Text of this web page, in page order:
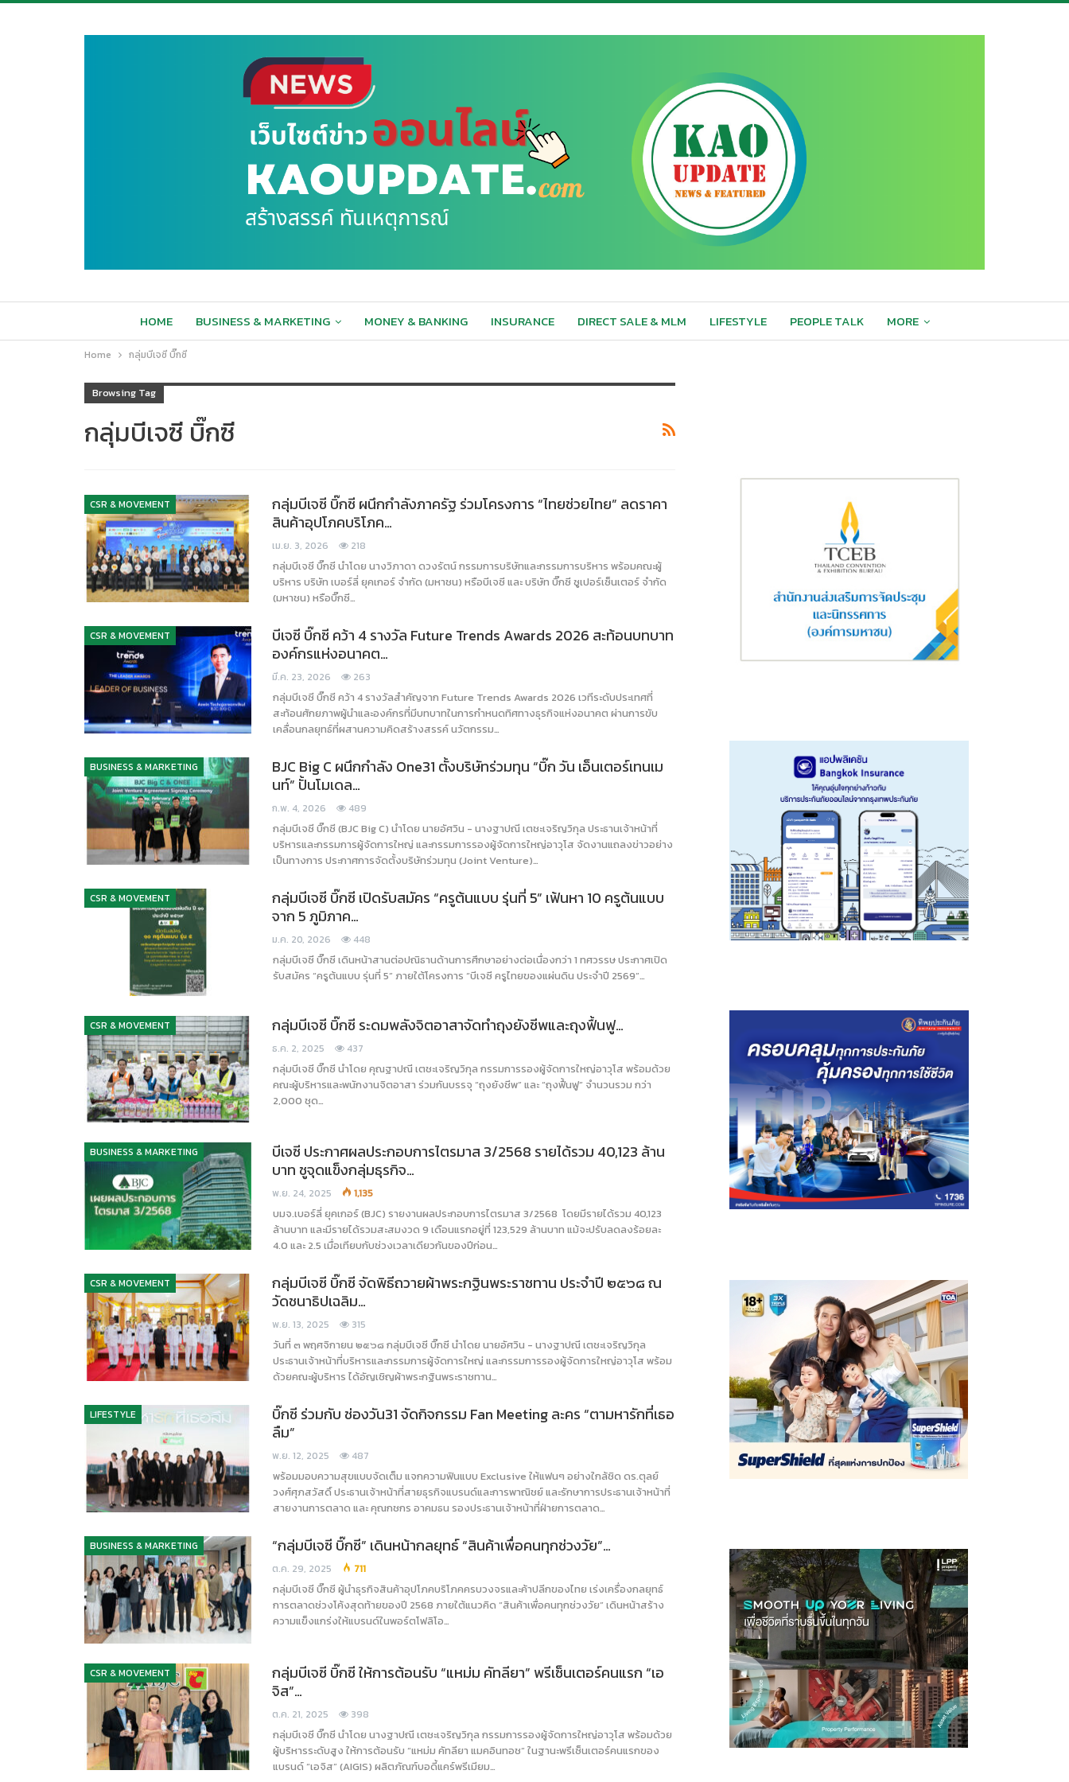
HOME BUSINESS & MARKETING MONEY & BANKING INSURANCE DIRECT SALE & MLM LIFESTYLE PEOPLE TALK MORE
Home กลุ่มบีเจซี บิ๊กซี
Browsing Tag
กลุ่มบีเจซี บิ๊กซี
CSR & MOVEMENT
กลุ่มบีเจซี บิ๊กซี ผนึกกำลังภาครัฐ ร่วมโครงการ “ไทยช่วยไทย” ลดราคา
สินค้าอุปโภคบริโภค…
เม.ย. 3, 2026 218
กลุ่มบีเจซี บิ๊กซี นำโดย นางวิภาดา ดวงรัตน์ กรรมการบริษัทและกรรมการบริหาร พร้อมคณะผู้
บริหาร บริษัท เบอร์ลี่ ยุคเกอร์ จำกัด (มหาชน) หรือบีเจซี และ บริษัท บิ๊กซี ซูเปอร์เซ็นเตอร์ จำกัด
(มหาชน) หรือบิ๊กซี…
CSR & MOVEMENT
บีเจซี บิ๊กซี คว้า 4 รางวัล Future Trends Awards 2026 สะท้อนบทบาท
องค์กรแห่งอนาคต…
มี.ค. 23, 2026 263
กลุ่มบีเจซี บิ๊กซี คว้า 4 รางวัลสำคัญจาก Future Trends Awards 2026 เวทีระดับประเทศที่
สะท้อนศักยภาพผู้นำและองค์กรที่มีบทบาทในการกำหนดทิศทางธุรกิจแห่งอนาคต ผ่านการขับ
เคลื่อนกลยุทธ์ที่ผสานความคิดสร้างสรรค์ นวัตกรรม…
BUSINESS & MARKETING
BJC Big C ผนึกกำลัง One31 ตั้งบริษัทร่วมทุน “บิ๊ก วัน เอ็นเตอร์เทนเม
นท์” ปั้นโมเดล…
ก.พ. 4, 2026 489
กลุ่มบีเจซี บิ๊กซี (BJC Big C) นำโดย นายอัศวิน - นางฐาปณี เตชะเจริญวิกุล ประธานเจ้าหน้าที่
บริหารและกรรมการผู้จัดการใหญ่ และกรรมการรองผู้จัดการใหญ่อาวุโส จัดงานแถลงข่าวอย่าง
เป็นทางการ ประกาศการจัดตั้งบริษัทร่วมทุน (Joint Venture)…
CSR & MOVEMENT
กลุ่มบีเจซี บิ๊กซี เปิดรับสมัคร “ครูต้นแบบ รุ่นที่ 5” เฟ้นหา 10 ครูต้นแบบ
จาก 5 ภูมิภาค…
ม.ค. 20, 2026 448
กลุ่มบีเจซี บิ๊กซี เดินหน้าสานต่อปณิธานด้านการศึกษาอย่างต่อเนื่องกว่า 1 ทศวรรษ ประกาศเปิด
รับสมัคร “ครูต้นแบบ รุ่นที่ 5” ภายใต้โครงการ “บีเจซี ครูไทยของแผ่นดิน ประจำปี 2569”…
CSR & MOVEMENT กลุ่มบีเจซี บิ๊กซี ระดมพลังจิตอาสาจัดทำถุงยังชีพและถุงฟื้นฟู…
ธ.ค. 2, 2025 437
กลุ่มบีเจซี บิ๊กซี นำโดย คุณฐาปณี เตชะเจริญวิกุล กรรมการรองผู้จัดการใหญ่อาวุโส พร้อมด้วย
คณะผู้บริหารและพนักงานจิตอาสา ร่วมกันบรรจุ “ถุงยังชีพ” และ “ถุงฟื้นฟู” จำนวนรวม กว่า
2,000 ชุด…
BUSINESS & MARKETING
บีเจซี ประกาศผลประกอบการไตรมาส 3/2568 รายได้รวม 40,123 ล้าน
บาท ชูจุดแข็งกลุ่มธุรกิจ…
พ.ย. 24, 2025 1,135
บมจ.เบอร์ลี่ ยุคเกอร์ (BJC) รายงานผลประกอบการไตรมาส 3/2568 โดยมีรายได้รวม 40,123
ล้านบาท และมีรายได้รวมสะสมงวด 9 เดือนแรกอยู่ที่ 123,529 ล้านบาท แม้จะปรับลดลงร้อยละ
4.0 และ 2.5 เมื่อเทียบกับช่วงเวลาเดียวกันของปีก่อน…
CSR & MOVEMENT
กลุ่มบีเจซี บิ๊กซี จัดพิธีถวายผ้าพระกฐินพระราชทาน ประจำปี ๒๕๖๘ ณ
วัดชนาธิปเฉลิม…
พ.ย. 13, 2025 315
วันที่ ๓ พฤศจิกายน ๒๕๖๘ กลุ่มบีเจซี บิ๊กซี นำโดย นายอัศวิน - นางฐาปณี เตชะเจริญวิกุล
ประธานเจ้าหน้าที่บริหารและกรรมการผู้จัดการใหญ่ และกรรมการรองผู้จัดการใหญ่อาวุโส พร้อม
ด้วยคณะผู้บริหาร ได้อัญเชิญผ้าพระกฐินพระราชทาน…
LIFESTYLE
บิ๊กซี ร่วมกับ ช่องวัน31 จัดกิจกรรม Fan Meeting ละคร “ตามหารักที่เธอ
ลืม”
พ.ย. 12, 2025 487
พร้อมมอบความสุขแบบจัดเต็ม แจกความฟินแบบ Exclusive ให้แฟนๆ อย่างใกล้ชิด ดร.ตุลย์
วงศ์ศุภสวัสดิ์ ประธานเจ้าหน้าที่สายธุรกิจแบรนด์และการพาณิชย์ และรักษาการประธานเจ้าหน้าที่
สายงานการตลาด และ คุณกชกร อาคมธน รองประธานเจ้าหน้าที่ฝ่ายการตลาด…
BUSINESS & MARKETING “กลุ่มบีเจซี บิ๊กซี” เดินหน้ากลยุทธ์ “สินค้าเพื่อคนทุกช่วงวัย”…
ต.ค. 29, 2025 711
กลุ่มบีเจซี บิ๊กซี ผู้นำธุรกิจสินค้าอุปโภคบริโภคครบวงจรและค้าปลีกของไทย เร่งเครื่องกลยุทธ์
การตลาดช่วงโค้งสุดท้ายของปี 2568 ภายใต้แนวคิด “สินค้าเพื่อคนทุกช่วงวัย” เดินหน้าสร้าง
ความแข็งแกร่งให้แบรนด์ในพอร์ตโฟลิโอ…
CSR & MOVEMENT
กลุ่มบีเจซี บิ๊กซี ให้การต้อนรับ “แหม่ม คัทลียา” พรีเซ็นเตอร์คนแรก “เอ
จิส”…
ต.ค. 21, 2025 398
กลุ่มบีเจซี บิ๊กซี นำโดย นางฐาปณี เตชะเจริญวิกุล กรรมการรองผู้จัดการใหญ่อาวุโส พร้อมด้วย
ผู้บริหารระดับสูง ให้การต้อนรับ “แหม่ม คัทลียา แมคอินทอช” ในฐานะพรีเซ็นเตอร์คนแรกของ
แบรนด์ “เอจิส” (AIGIS) ผลิตภัณฑ์บอดี้แคร์พรีเมียม…